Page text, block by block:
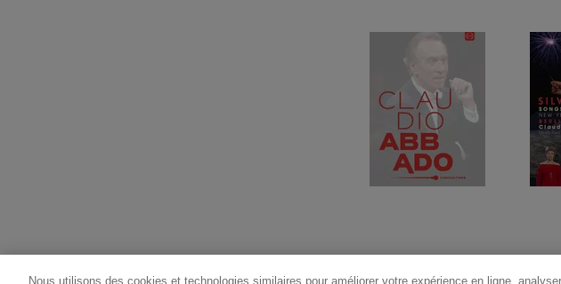
Nous utilisons des cookies et technologies similaires pour améliorer votre expérience en ligne,